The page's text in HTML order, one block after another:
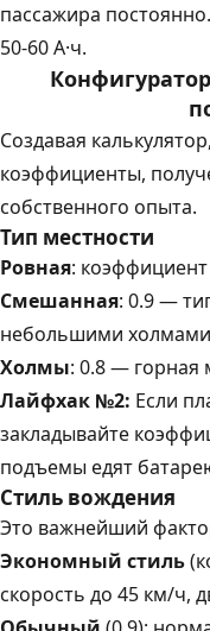
пассажира
50-60 А·ч.
Создавая
коэффициенты,
собственного опыта.
Тип местности
Ровная:
Смешанная: 0.9 —
небольшими холмами
Холмы: 0.8 — горная
Лайфхак №2: Если
закладывайте
подъемы едят
Стиль вождения
Это важнейший
Экономный стиль
скорость до 45 км/ч,